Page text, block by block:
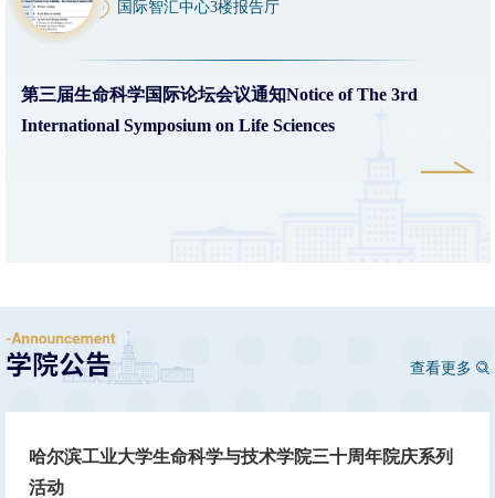
国际智汇中心3楼报告厅
第三届生命科学国际论坛会议通知Notice of The 3rd
International Symposium on Life Sciences
查看更多
哈尔滨工业大学生命科学与技术学院三十周年院庆系列
活动